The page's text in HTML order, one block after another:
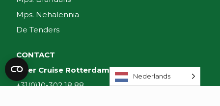
Mps. Nehalennia
De Tenders
CONTACT
River Cruise Rotterdam
+31(0)10-302 18 88
Nederlands